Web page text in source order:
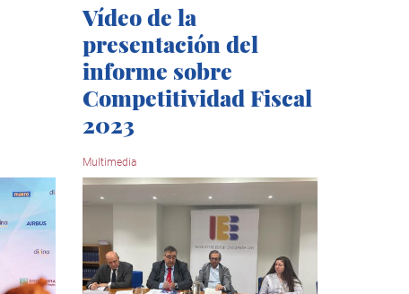
Vídeo de la
presentación del
informe sobre
Competitividad Fiscal
2023
Multimedia